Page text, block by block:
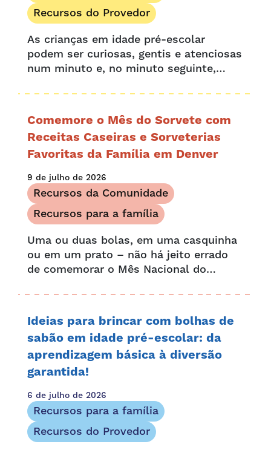
Recursos do Provedor
As crianças em idade pré-escolar
podem ser curiosas, gentis e atenciosas
num minuto e, no minuto seguinte,
que conquistam sua independência no
mundo, frequentemente testam limites
e desafiam...
Comemore o Mês do Sorvete com
Receitas Caseiras e Sorveterias
Favoritas da Família em Denver
9 de julho de 2026
Recursos da Comunidade
Recursos para a família
Uma ou duas bolas, em uma casquinha
ou em um prato – não há jeito errado
de comemorar o Mês Nacional do
dura um mês, começou em 1984,
quando o presidente...
Ideias para brincar com bolhas de
sabão em idade pré-escolar: da
aprendizagem básica à diversão
garantida!
6 de julho de 2026
Recursos para a família
Recursos do Provedor